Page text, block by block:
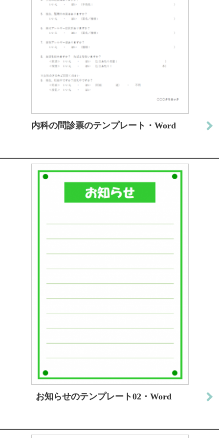
内科の問診票のテンプレート・Word
お知らせのテンプレート02・Word